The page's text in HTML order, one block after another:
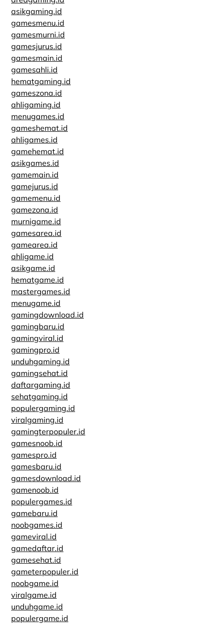
asikgaming.id
gamesmenu.id
gamesmurni.id
gamesjurus.id
gamesmain.id
gamesahli.id
hematgaming.id
gameszona.id
ahligaming.id
menugames.id
gameshemat.id
ahligames.id
gamehemat.id
asikgames.id
gamemain.id
gamejurus.id
gamemenu.id
gamezona.id
murnigame.id
gamesarea.id
gamearea.id
ahligame.id
asikgame.id
hematgame.id
mastergames.id
menugame.id
gamingdownload.id
gamingbaru.id
gamingviral.id
gamingpro.id
unduhgaming.id
gamingsehat.id
daftargaming.id
sehatgaming.id
populergaming.id
viralgaming.id
gamingterpopuler.id
gamesnoob.id
gamespro.id
gamesbaru.id
gamesdownload.id
gamenoob.id
populergames.id
gamebaru.id
noobgames.id
gameviral.id
gamedaftar.id
gamesehat.id
gameterpopuler.id
noobgame.id
viralgame.id
unduhgame.id
populergame.id